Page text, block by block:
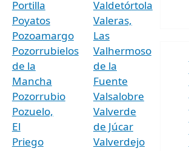
Portilla
Poyatos
Pozoamargo
Pozorrubielos
de la
Mancha
Pozorrubio
Pozuelo,
El
Priego
Valdetórtola
Valeras,
Las
Valhermoso
de la
Fuente
Valsalobre
Valverde
de Júcar
Valverdejo